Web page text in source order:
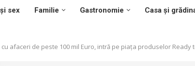
sex Familie Gastronomie Casa și
afaceri de peste 100 mil Euro, intră pe piața produselor